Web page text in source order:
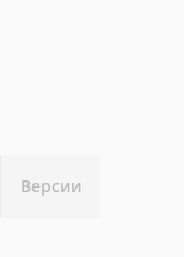
Версии